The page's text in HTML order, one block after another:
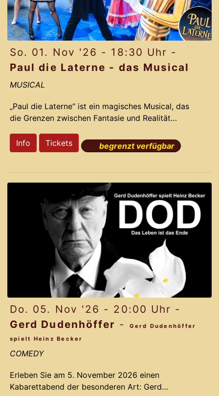
So. 01. Nov '26 - 18:30 Uhr -
Paul die Laterne - das Musical
MUSICAL
„Paul die Laterne“ ist ein magisches Musical, das
die Grenzen zwischen Fantasie und Realität
Erfolgsproduzenten des Gloria-Theaters nehmen
Dich mit auf eine irrwitzige Reise voller Romantik,
Musical LICHTERLOH aus dem Jahr 2012 gelingt
Komponist Jochen Frank Schmidt und seinem
Team ein Remake, das das Originals mit neuen
bahnbrechenden Ideen vergoldet.
Info Tickets begrenzt verfügbar
Do. 05. Nov '26 - 20:00 Uhr -
Gerd Dudenhöffer -
Gerd Dudenhöffer
spielt Heinz Becker
COMEDY
Erleben Sie am 5. November 2026 einen
Kabarettabend der besonderen Art: Gerd